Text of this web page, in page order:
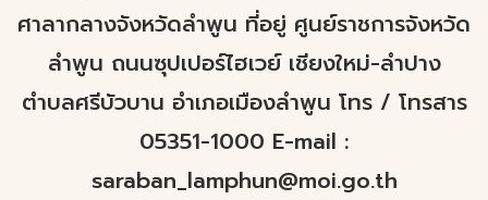
ศาลากลางจังหวัดลำพูน ที่อยู่ ศูนย์ราชการจังหวัด
ลำพูน ถนนซุปเปอร์ไฮเวย์ เชียงใหม่-ลำปาง
ตำบลศรีบัวบาน อำเภอเมืองลำพูน โทร / โทรสาร
05351-1000 E-mail :
saraban_lamphun@moi.go.th